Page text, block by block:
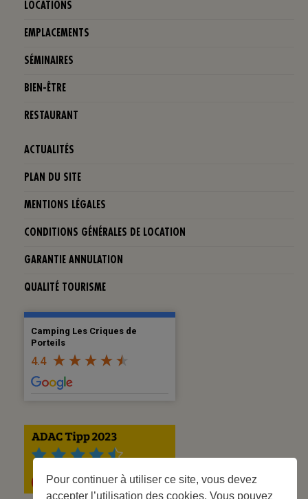
Pour continuer à utiliser ce site, vous devez
accepter l’utilisation des cookies. Vous pouvez
LOCATIONS
EMPLACEMENTS
SÉMINAIRES
BIEN-ÊTRE
RESTAURANT
ACTUALITÉS
PLAN DU SITE
MENTIONS LÉGALES
CONDITIONS GÉNÉRALES DE LOCATION
GARANTIE ANNULATION
QUALITÉ TOURISME
Camping Les Criques de
Porteils
4.4